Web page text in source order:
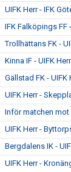
UIFK Herr - IFK
IFK Falköpings FF
Trollhättans FK -
Kinna IF - UIFK
Gällstad FK - UIFK
UIFK Herr -
Inför matchen mot
UIFK Herr -
Bergdalens IK -
UIFK Herr -